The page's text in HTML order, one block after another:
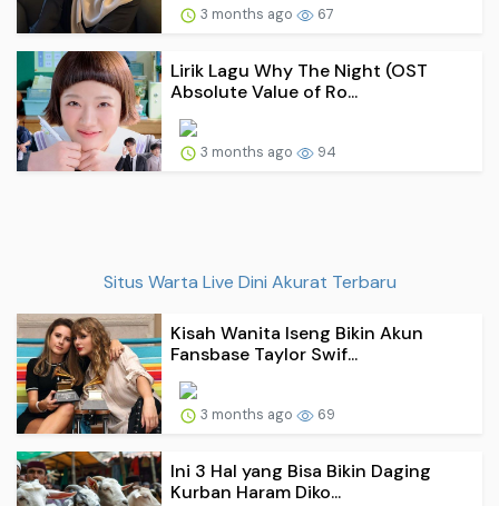
3 months ago 67
Lirik Lagu Why The Night (OST
Absolute Value of Ro...
3 months ago 94
Situs Warta Live Dini Akurat Terbaru
Kisah Wanita Iseng Bikin Akun
Fansbase Taylor Swif...
3 months ago 69
Ini 3 Hal yang Bisa Bikin Daging
Kurban Haram Diko...